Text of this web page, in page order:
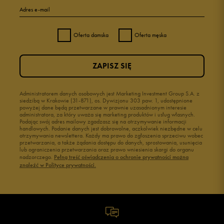
Adres e-mail
Oferta damska Oferta męska
Administratorem danych osobowych jest Marketing Investment Group S.A. z
siedzibą w Krakowie (31-871), os. Dywizjonu 303 paw. 1, udostępnione
powyżej dane będą przetwarzane w prawnie uzasadnionym interesie
administratora, za który uważa się marketing produktów i usług własnych.
Podając swój adres mailowy zgadzasz się na otrzymywanie informacji
handlowych. Podanie danych jest dobrowolne, aczkolwiek niezbędne w celu
otrzymywania newslettera. Każdy ma prawo do zgłoszenia sprzeciwu wobec
przetwarzania, a także żądania dostępu do danych, sprostowania, usunięcia
lub ograniczenia przetwarzania oraz prawo wniesienia skargi do organu
nadzorczego. Pełną treść oświadczenia o ochronie prywatności można
znaleźć w Polityce prywatności.
ZAPISZ SIĘ